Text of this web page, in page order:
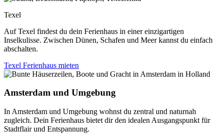
Texel
Auf Texel findest du dein Ferienhaus in einer einzigartigen
Inselkulisse. Zwischen Dünen, Schafen und Meer kannst du einfach
abschalten.
Texel Ferienhaus mieten
Amsterdam und Umgebung
In Amsterdam und Umgebung wohnst du zentral und naturnah
zugleich. Dein Ferienhaus bietet dir den idealen Ausgangspunkt für
Stadtflair und Entspannung.